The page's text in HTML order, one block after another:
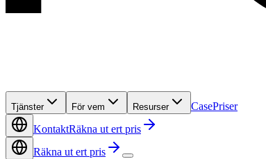
Tjänster För vem Resurser CasePriser
KontaktRäkna ut ert pris
Räkna ut ert pris